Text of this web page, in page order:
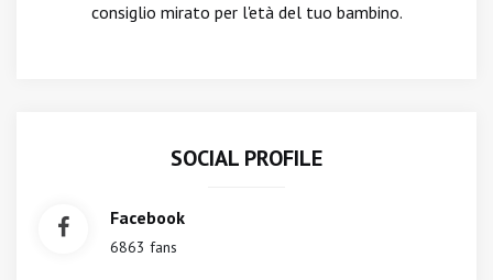
consiglio mirato per l'età del tuo bambino.
SOCIAL PROFILE
Facebook
6863 fans